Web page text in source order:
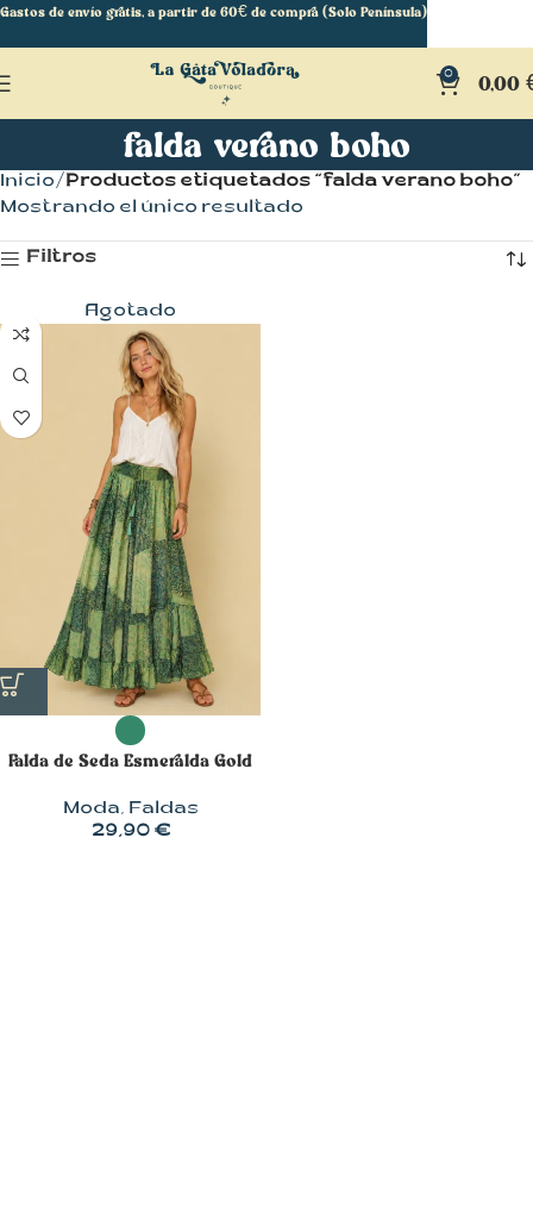
0 0,00
falda verano boho
Inicio
Productos etiquetados “falda verano boho”
Mostrando el único resultado
Filtros
Agotado
Falda de Seda Esmeralda Gold
Moda, Faldas
29,90 €
Gastos de envío gratis, a partir de 60€ de compra (Solo Península)